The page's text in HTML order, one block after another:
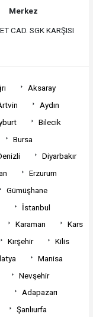
Merkez
CAD. SGK KARŞISI
Aksaray
Aydın
Bilecik
Bursa
Diyarbakır
Erzurum
Gümüşhane
İstanbul
Karaman
Kars
Kırşehir
Kilis
Manisa
Nevşehir
Adapazarı
Şanlıurfa